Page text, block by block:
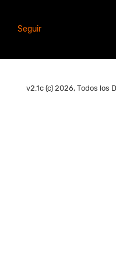
Seguir
v2.1c (c) 2026, Todos los